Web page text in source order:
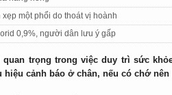
một phổi do thoát vị hoành
0,9%, người dân lưu ý gấp
quan trọng trong việc duy trì sức
hiệu cảnh báo ở chân, nếu có chớ nên